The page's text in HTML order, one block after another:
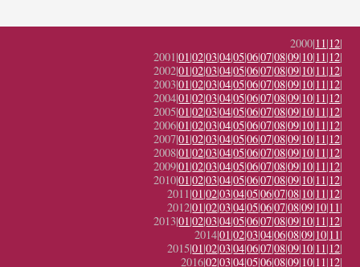
2000|11|12|
2001|01|02|03|04|05|06|07|08|09|10|11|12|
2002|01|02|03|04|05|06|07|08|09|10|11|12|
2003|01|02|03|04|05|06|07|08|09|10|11|12|
2004|01|02|03|04|05|06|07|08|09|10|11|12|
2005|01|02|03|04|05|06|07|08|09|10|11|12|
2006|01|02|03|04|05|06|07|08|09|10|11|12|
2007|01|02|03|04|05|06|07|08|09|10|11|12|
2008|01|02|03|04|05|06|07|08|09|10|11|12|
2009|01|02|03|04|05|06|07|08|09|10|11|12|
2010|01|02|03|04|05|06|07|08|09|10|11|12|
2011|01|02|03|04|05|06|07|08|10|11|12|
2012|01|02|03|04|05|06|07|08|09|10|11|
2013|01|02|03|04|05|06|07|08|09|10|11|12|
2014|01|02|03|04|06|08|09|10|11|
2015|01|02|03|04|06|07|08|09|10|11|12|
2016|02|03|04|05|06|08|09|10|11|12|